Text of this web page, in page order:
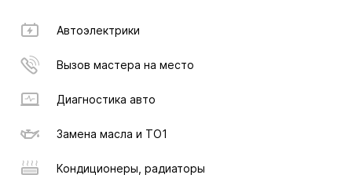
Автоэлектрики
Вызов мастера на место
Диагностика авто
Замена масла и ТО1
Кондиционеры, радиаторы